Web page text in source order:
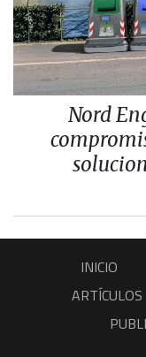
Nord
INICIO